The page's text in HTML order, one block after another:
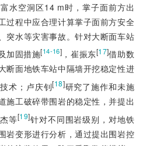
水空洞区14 m时，掌子面前方出
过程中应合理计算掌子面前方安全
突水等灾害事故。针对大断面车站
加固措施[14-16] ，崔振东[17]借助数
断面地铁车站中隔墙开挖稳定性进
术；卢庆钊[18]研究了施作和未施
施工破碎带围岩的稳定性，并提出
等[19]针对不同围岩级别，对地铁
岩变形进行分析，通过提出围岩控